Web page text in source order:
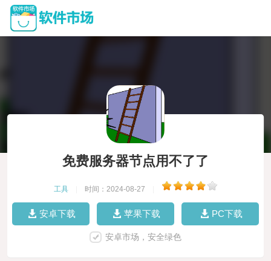
免费服务器节点用不了了
工具 时间：2024-08-27
安卓下载 苹果下载 PC下载
安卓市场，安全绿色